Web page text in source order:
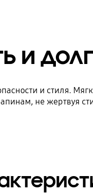
и
и стиля.
не жертвуя